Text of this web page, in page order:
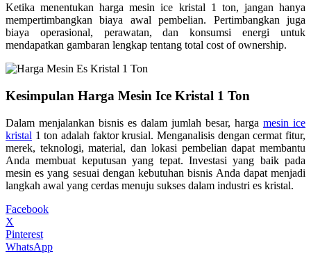
Ketika menentukan harga mesin ice kristal 1 ton, jangan hanya
mempertimbangkan biaya awal pembelian. Pertimbangkan juga
biaya operasional, perawatan, dan konsumsi energi untuk
mendapatkan gambaran lengkap tentang total cost of ownership.
Kesimpulan Harga Mesin Ice Kristal 1 Ton
Dalam menjalankan bisnis es dalam jumlah besar, harga mesin ice
kristal 1 ton adalah faktor krusial. Menganalisis dengan cermat fitur,
merek, teknologi, material, dan lokasi pembelian dapat membantu
Anda membuat keputusan yang tepat. Investasi yang baik pada
mesin es yang sesuai dengan kebutuhan bisnis Anda dapat menjadi
langkah awal yang cerdas menuju sukses dalam industri es kristal.
Facebook
X
Pinterest
WhatsApp